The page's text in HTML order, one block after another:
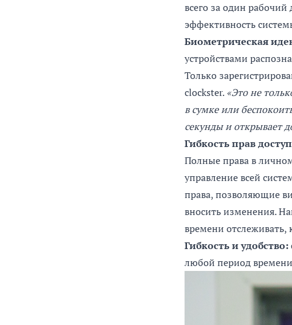
всего за один
эффективность
Биометрическая
устройствами
Только
clockster.«Это не
в сумке или
секунды и открывает
Гибкость прав
Полные права в
управление всей
права, позволяющие
вносить изменения.
времени
Гибкость и удобство:
любой период